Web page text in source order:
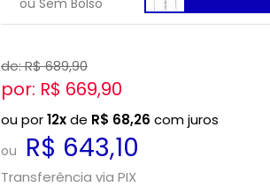
de: R$689,90
por: R$ 669,90
ou por12xde R$ 68,26 com juros
ou R$ 643,10
Transferência via PIX